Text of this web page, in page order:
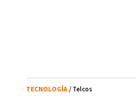
TECNOLOGÍA/ Telcos